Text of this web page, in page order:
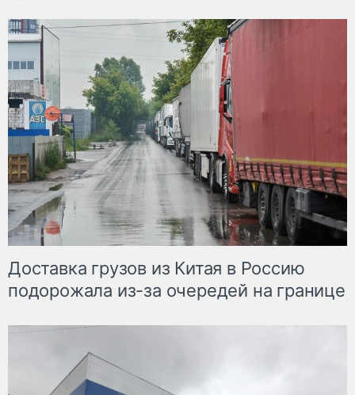
Доставка грузов из Китая в Россию
подорожала из-за очередей на границе